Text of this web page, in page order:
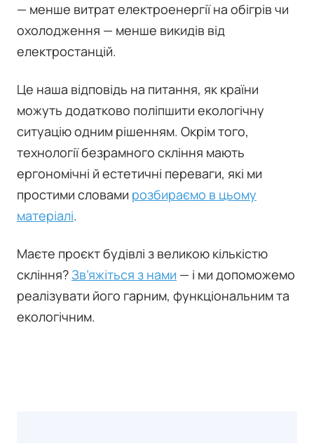
— менше витрат електроенергії на обігрів чи
охолодження — менше викидів від
електростанцій.
Це наша відповідь на питання, як країни
можуть додатково поліпшити екологічну
ситуацію одним рішенням. Окрім того,
технології безрамного скління мають
ергономічні й естетичні переваги, які ми
простими словами розбираємо в цьому
матеріалі.
Маєте проєкт будівлі з великою кількістю
скління?Зв’яжіться з нами — і ми допоможемо
реалізувати його гарним, функціональним та
екологічним.